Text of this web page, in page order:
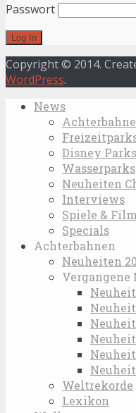
Passwort
Copyright © 2014.
WordPress.
News
Disney Parks
Wasserparks
Neuheiten
Interviews
Spiele &
Specials
Achterbahnen
Neuheiten
Vergangene
Weltrekorde
Lexikon